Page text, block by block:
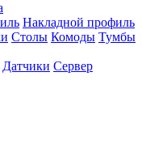
Накладной профиль
Столы Комоды Тумбы
Датчики Сервер